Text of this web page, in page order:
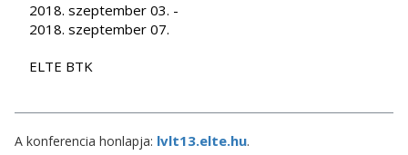
2018. szeptember 03. -
2018. szeptember 07.
ELTE BTK
A konferencia honlapja: lvlt13.elte.hu.